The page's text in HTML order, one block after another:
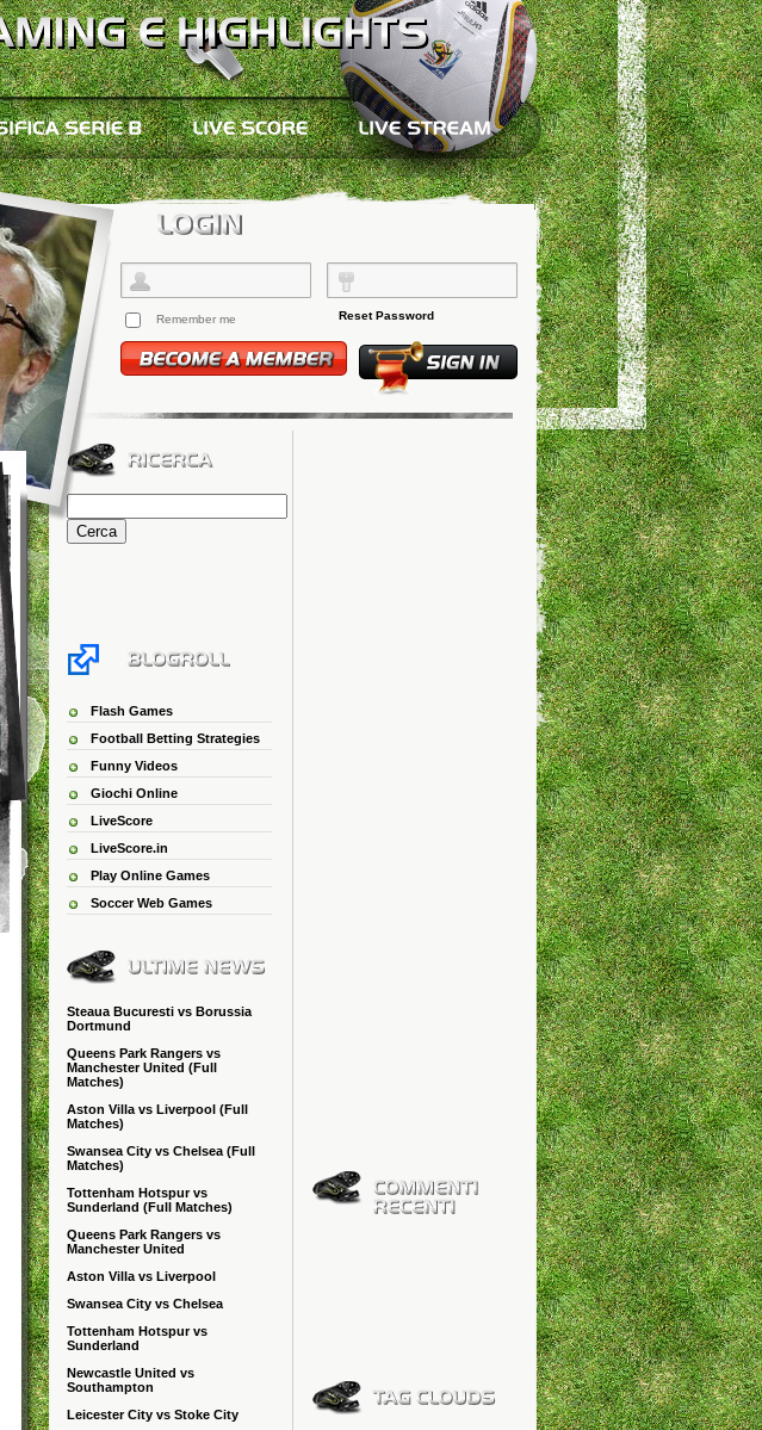
Remember me Reset Password
Ricerca
per:
Flash Games
Football Betting Strategies
Funny Videos
Giochi Online
LiveScore
LiveScore.in
Play Online Games
Soccer Web Games
Steaua Bucuresti vs Borussia
Dortmund
Queens Park Rangers vs
Manchester United (Full
Matches)
Aston Villa vs Liverpool (Full
Matches)
Swansea City vs Chelsea (Full
Matches)
Tottenham Hotspur vs
Sunderland (Full Matches)
Queens Park Rangers vs
Manchester United
Aston Villa vs Liverpool
Swansea City vs Chelsea
Tottenham Hotspur vs
Sunderland
Newcastle United vs
Southampton
Leicester City vs Stoke City